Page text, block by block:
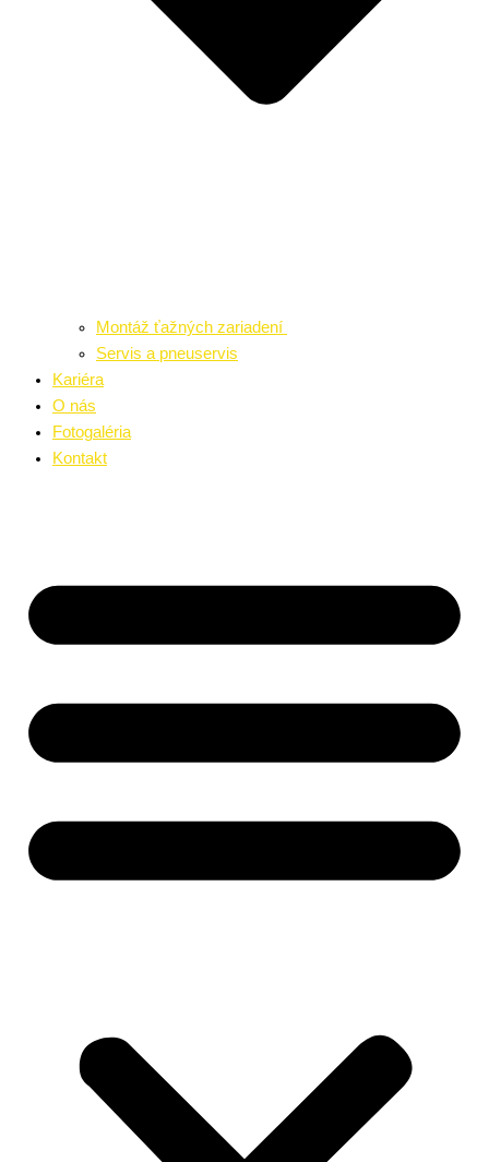
Montáž ťažných zariadení
Servis a pneuservis
Kariéra
O nás
Fotogaléria
Kontakt